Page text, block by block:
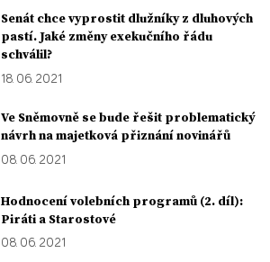
Senát chce vyprostit dlužníky z dluhových
pastí. Jaké změny exekučního řádu
schválil?
18. 06. 2021
Ve Sněmovně se bude řešit problematický
návrh na majetková přiznání novinářů
08. 06. 2021
Hodnocení volebních programů (2. díl):
Piráti a Starostové
08. 06. 2021